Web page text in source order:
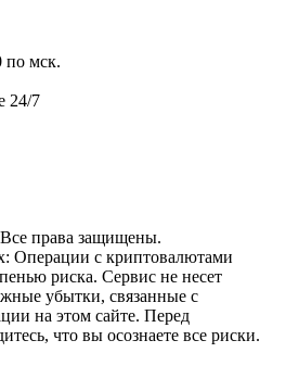
мск.
24/7
права защищены.
Операции с криптовалютами
риска. Сервис не несет
убытки, связанные с
на этом сайте. Перед
что вы осознаете все риски.